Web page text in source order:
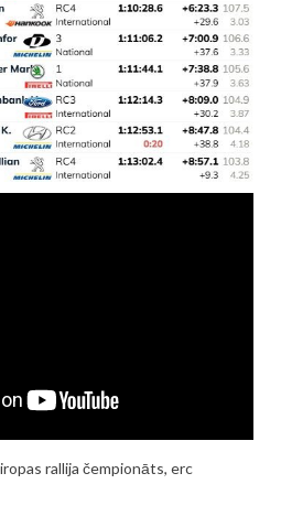
rallija čempionāts, erc